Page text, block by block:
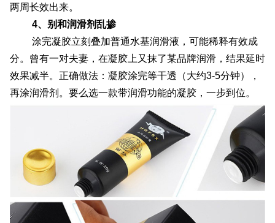
两周长效出来。
4、别和润滑剂乱掺
涂完凝胶立刻叠加普通水基润滑液，可能稀释有效成
分。曾有一对夫妻，在凝胶上又抹了某品牌润滑，结果延时
效果减半。正确做法：凝胶涂完等干透（大约3-5分钟），
再涂润滑剂。要么选一款带润滑功能的凝胶，一步到位。